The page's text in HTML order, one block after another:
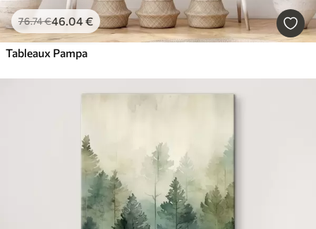
76.74€46.04€
Tableaux Pampa